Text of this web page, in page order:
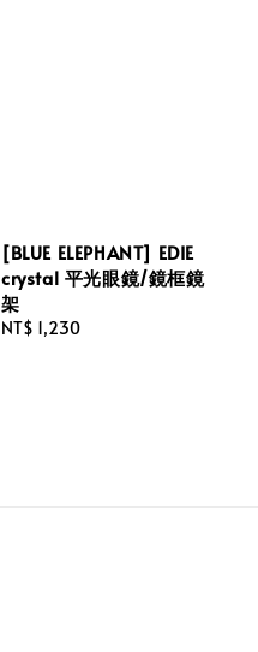
[BLUE ELEPHANT] EDIE
crystal 平光眼鏡/鏡框鏡
架
Regular
NT$ 1,230